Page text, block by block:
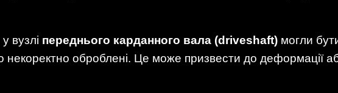
вузлі переднього карданного вала (driveshaft) могли
некоректно оброблені. Це може призвести до деформації